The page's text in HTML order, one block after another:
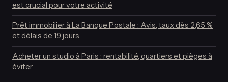
est crucial pour votre activité
Prêt immobilier à La Banque Postale : Avis, taux dès 2,65 %
et délais de 19 jours
Acheter un studio à Paris : rentabilité, quartiers et pièges à
éviter